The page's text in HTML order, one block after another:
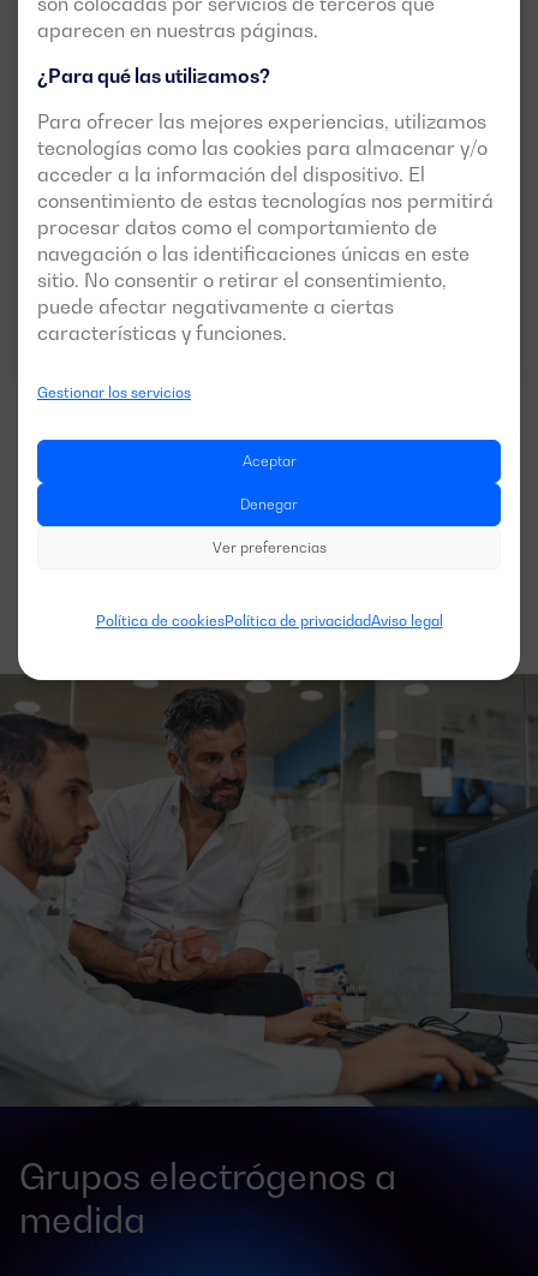
aparecen en nuestras páginas.
¿Para qué las utilizamos?
Para ofrecer las mejores experiencias, utilizamos
tecnologías como las cookies para almacenar y/o
acceder a la información del dispositivo. El
consentimiento de estas tecnologías nos permitirá
procesar datos como el comportamiento de
navegación o las identificaciones únicas en este
sitio. No consentir o retirar el consentimiento,
puede afectar negativamente a ciertas
características y funciones.
Gestionar los servicios
Aceptar
Denegar
Ver preferencias
Política de cookiesPolítica de privacidadAviso legal
DGB 1925 ST
POTENCIA:
PRP:1746 kVA (1397 kW)
ESP:1922 kVA (1538 kW)
TENSIÓN:
400/230V
EMISIONES:
EU Stage 0
Descargar ficha técnica
Ver más modelos
Grupos electrógenos a
medida